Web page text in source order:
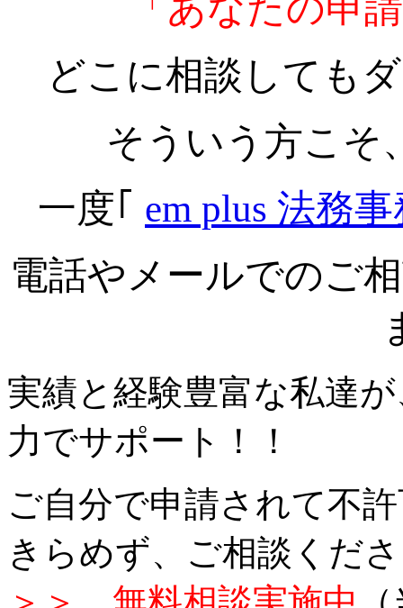
どこに相談しても
そういう方こそ
一度｢ em plus 法務
電話やメールでのご
実績と経験豊富な私達
力でサポート！！
ご自分で申請されて不
きらめず、ご相談くだ